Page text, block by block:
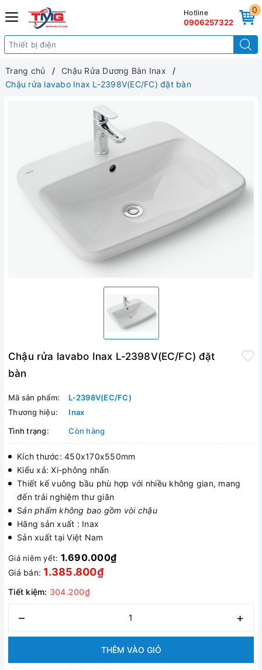
0
Hotline
0906257322
Trang chủ
Chậu Rửa Dương Bàn Inax
Chậu rửa lavabo Inax L-2398V(EC/FC) đặt bàn
Chậu rửa lavabo Inax L-2398V(EC/FC) đặt
bàn
Mã sản phẩm:
L-2398V(EC/FC)
Thương hiệu:
Inax
Tình trạng:
Còn hàng
Kích thước: 450x170x550mm
Kiểu xả: Xi-phông nhấn
Thiết kế vuông bầu phù hợp với nhiều không gian, mang
đến trải nghiệm thư giãn
Sản phẩm không bao gồm vòi chậu
Hãng sản xuất : Inax
Sản xuất tại Việt Nam
Giá niêm yết: 1.690.000₫
Giá bán: 1.385.800₫
Tiết kiệm: 304.200₫
– +
THÊM VÀO GIỎ